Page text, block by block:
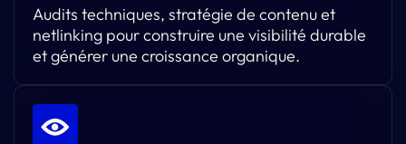
Audits techniques, stratégie de contenu et
netlinking pour construire une visibilité durable
et générer une croissance organique.